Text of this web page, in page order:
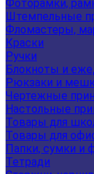
Фоторамки,
Штемпельные
Фломастеры,
Краски
Ручки
Блокноты и
Рюкзаки и
Чертежные
Настольные
Товары для
Товары для
Папки, сумки и
Тетради